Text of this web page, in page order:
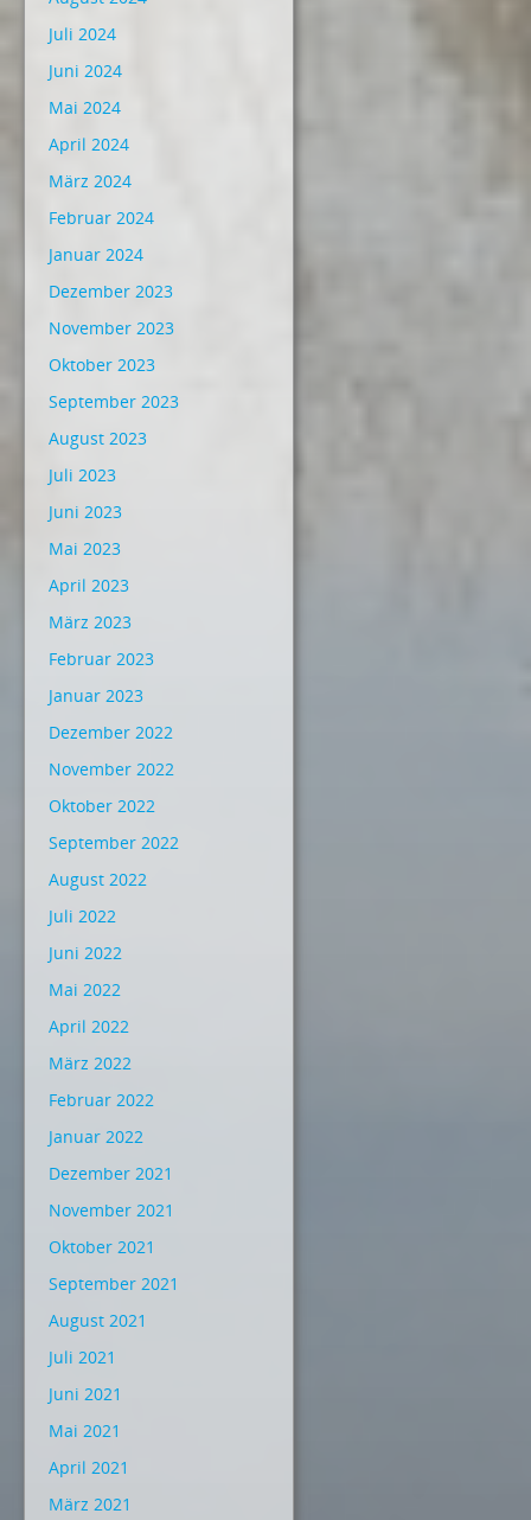
Juli 2024
Juni 2024
Mai 2024
April 2024
März 2024
Februar 2024
Januar 2024
Dezember 2023
November 2023
Oktober 2023
September 2023
August 2023
Juli 2023
Juni 2023
Mai 2023
April 2023
März 2023
Februar 2023
Januar 2023
Dezember 2022
November 2022
Oktober 2022
September 2022
August 2022
Juli 2022
Juni 2022
Mai 2022
April 2022
März 2022
Februar 2022
Januar 2022
Dezember 2021
November 2021
Oktober 2021
September 2021
August 2021
Juli 2021
Juni 2021
Mai 2021
April 2021
März 2021